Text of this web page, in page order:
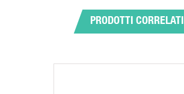
PRODOTTI CORRELATI